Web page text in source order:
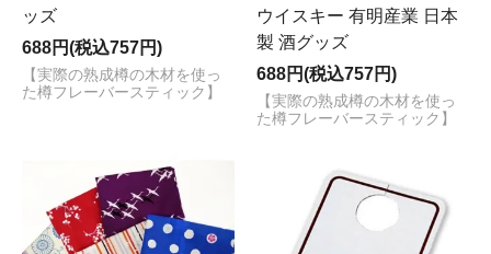
ッズ
688円(税込757円)
【実際の熟成樽の木材を使っ
た樽フレーバースティック】
ウイスキー 有明産業 日本
製 酒グッズ
688円(税込757円)
【実際の熟成樽の木材を使っ
た樽フレーバースティック】